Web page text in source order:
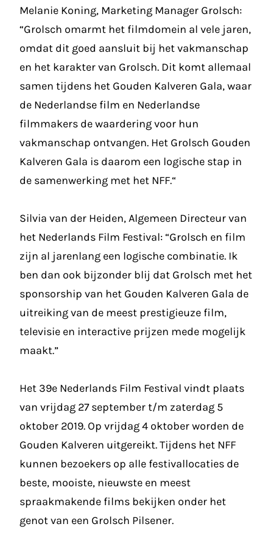
Melanie Koning, Marketing Manager Grolsch:
“Grolsch omarmt het filmdomein al vele jaren,
omdat dit goed aansluit bij het vakmanschap
en het karakter van Grolsch. Dit komt allemaal
samen tijdens het Gouden Kalveren Gala, waar
de Nederlandse film en Nederlandse
filmmakers de waardering voor hun
vakmanschap ontvangen. Het Grolsch Gouden
Kalveren Gala is daarom een logische stap in
de samenwerking met het NFF.“
Silvia van der Heiden, Algemeen Directeur van
het Nederlands Film Festival: “Grolsch en film
zijn al jarenlang een logische combinatie. Ik
ben dan ook bijzonder blij dat Grolsch met het
sponsorship van het Gouden Kalveren Gala de
uitreiking van de meest prestigieuze film,
televisie en interactive prijzen mede mogelijk
maakt.”
Het 39e Nederlands Film Festival vindt plaats
van vrijdag 27 september t/m zaterdag 5
oktober 2019. Op vrijdag 4 oktober worden de
Gouden Kalveren uitgereikt. Tijdens het NFF
kunnen bezoekers op alle festivallocaties de
beste, mooiste, nieuwste en meest
spraakmakende films bekijken onder het
genot van een Grolsch Pilsener.